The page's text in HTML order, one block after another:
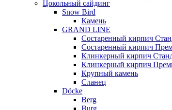
Цокольный сайдинг
Snow Bird
Камень
GRAND LINE
Состаренный кирпич
Состаренный кирпич
Клинкерный кирпич
Клинкерный кирпич
Крупный камень
Сланец
Döcke
Berg
Burg